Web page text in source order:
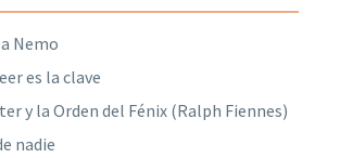
Nemo
es la clave
y la Orden del Fénix (Ralph Fiennes)
nadie